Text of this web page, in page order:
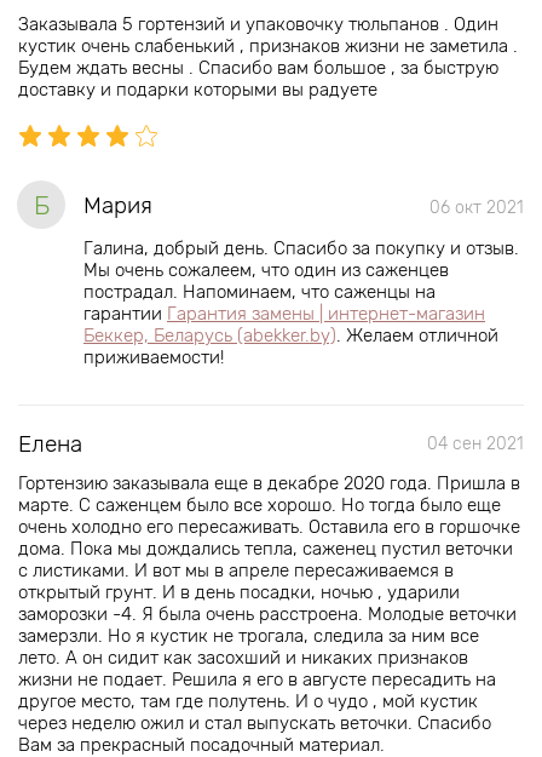
Заказывала 5 гортензий и упаковочку тюльпанов . Один
кустик очень слабенький , признаков жизни не заметила .
Будем ждать весны . Спасибо вам большое , за быструю
доставку и подарки которыми вы радуете
Б Мария 06 окт 2021
Галина, добрый день. Спасибо за покупку и отзыв.
Мы очень сожалеем, что один из саженцев
пострадал. Напоминаем, что саженцы на
гарантии Гарантия замены | интернет-магазин
Беккер, Беларусь (abekker.by). Желаем отличной
приживаемости!
Елена 04 сен 2021
Гортензию заказывала еще в декабре 2020 года. Пришла в
марте. С саженцем было все хорошо. Но тогда было еще
очень холодно его пересаживать. Оставила его в горшочке
дома. Пока мы дождались тепла, саженец пустил веточки
с листиками. И вот мы в апреле пересаживаемся в
открытый грунт. И в день посадки, ночью , ударили
заморозки -4. Я была очень расстроена. Молодые веточки
замерзли. Но я кустик не трогала, следила за ним все
лето. А он сидит как засохший и никаких признаков
жизни не подает. Решила я его в августе пересадить на
другое место, там где полутень. И о чудо , мой кустик
через неделю ожил и стал выпускать веточки. Спасибо
Вам за прекрасный посадочный материал.